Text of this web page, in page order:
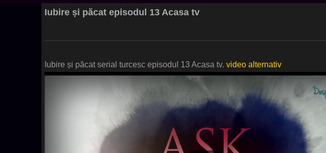
Iubire și păcat episodul 13 Acasa tv
Iubire și păcat serial turcesc episodul 13 Acasa tv. video alternativ